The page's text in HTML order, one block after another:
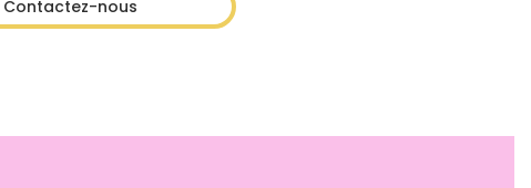
Contactez-nous